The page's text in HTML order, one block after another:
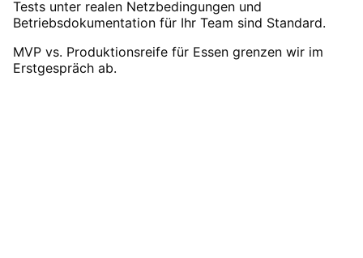
Tests unter realen Netzbedingungen und
Betriebsdokumentation für Ihr Team sind Standard.
MVP vs. Produktionsreife für Essen grenzen wir im
Erstgespräch ab.